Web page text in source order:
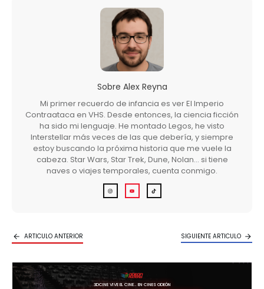
Sobre Alex Reyna
Mi primer recuerdo de infancia es ver El Imperio
Contraataca en VHS. Desde entonces, la ciencia ficción
ha sido mi lenguaje. He montado Legos, he visto
Interstellar más veces de las que debería, y siempre
estoy buscando la próxima historia que me vuele la
cabeza. Star Wars, Star Trek, Dune, Nolan… si tiene
naves o viajes temporales, cuenta conmigo.
ARTICULO ANTERIOR SIGUIENTE ARTICULO
3DCINE VIVE EL CINE… EN CINES ODEÓN